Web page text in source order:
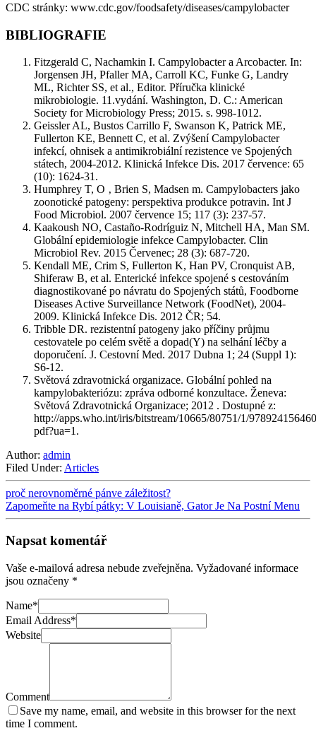
CDC stránky: www.cdc.gov/foodsafety/diseases/campylobacter
BIBLIOGRAFIE
Fitzgerald C, Nachamkin I. Campylobacter a Arcobacter. In:
Jorgensen JH, Pfaller MA, Carroll KC, Funke G, Landry
ML, Richter SS, et al., Editor. Příručka klinické
mikrobiologie. 11.vydání. Washington, D. C.: American
Society for Microbiology Press; 2015. s. 998-1012.
Geissler AL, Bustos Carrillo F, Swanson K, Patrick ME,
Fullerton KE, Bennett C, et al. Zvýšení Campylobacter
infekcí, ohnisek a antimikrobiální rezistence ve Spojených
státech, 2004-2012. Klinická Infekce Dis. 2017 července: 65
(10): 1624-31.
Humphrey T, O ‚ Brien S, Madsen m. Campylobacters jako
zoonotické patogeny: perspektiva produkce potravin. Int J
Food Microbiol. 2007 července 15; 117 (3): 237-57.
Kaakoush NO, Castaño-Rodríguiz N, Mitchell HA, Man SM.
Globální epidemiologie infekce Campylobacter. Clin
Microbiol Rev. 2015 Červenec; 28 (3): 687-720.
Kendall ME, Crim S, Fullerton K, Han PV, Cronquist AB,
Shiferaw B, et al. Enterické infekce spojené s cestováním
diagnostikované po návratu do Spojených států, Foodborne
Diseases Active Surveillance Network (FoodNet), 2004-
2009. Klinická Infekce Dis. 2012 ČR; 54.
Tribble DR. rezistentní patogeny jako příčiny průjmu
cestovatele po celém světě a dopad(Y) na selhání léčby a
doporučení. J. Cestovní Med. 2017 Dubna 1; 24 (Suppl 1):
S6-12.
Světová zdravotnická organizace. Globální pohled na
kampylobakteriózu: zpráva odborné konzultace. Ženeva:
Světová Zdravotnická Organizace; 2012 . Dostupné z:
http://apps.who.int/iris/bitstream/10665/80751/1/
pdf?ua=1.
Author: admin
Filed Under: Articles
proč nerovnoměrné pánve záležitost?
Zapomeňte na Rybí pátky: V Louisianě, Gator Je Na Postní Menu
Napsat komentář
Vaše e-mailová adresa nebude zveřejněna. Vyžadované informace
jsou označeny *
Name*
Email Address*
Website
Comment
Save my name, email, and website in this browser for the next
time I comment.